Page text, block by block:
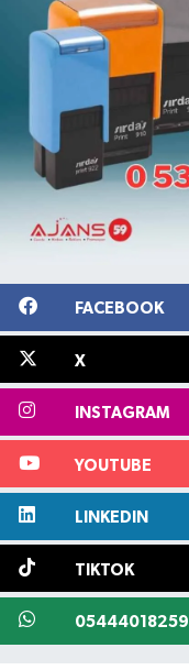
FACEBOOK
X
INSTAGRAM
YOUTUBE
LINKEDIN
TIKTOK
05444018259